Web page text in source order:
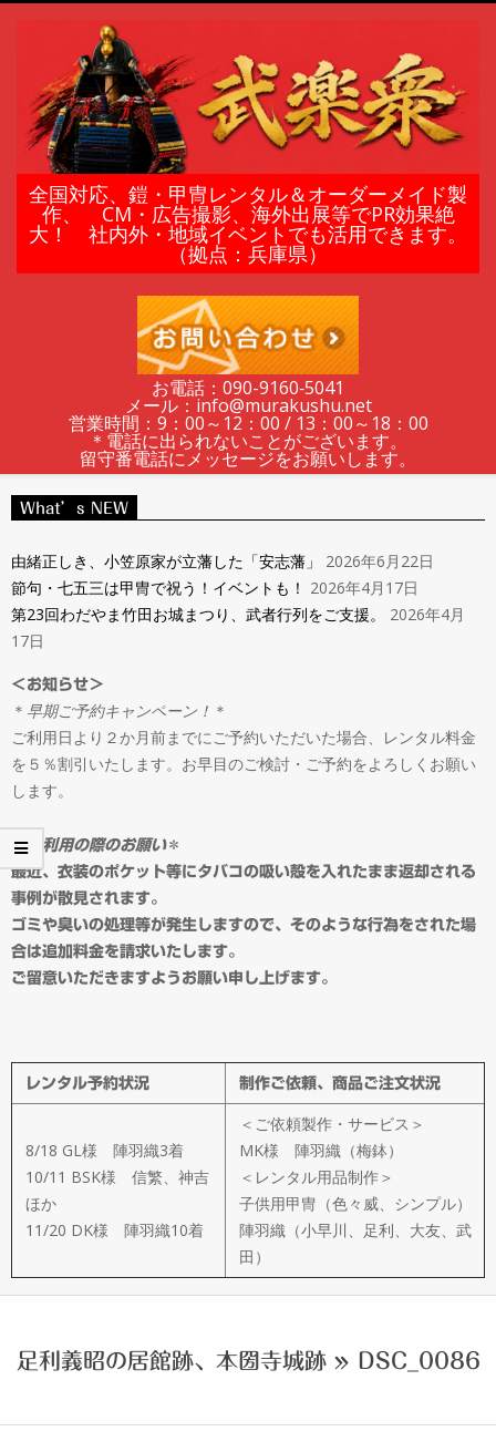
鎧
甲
レ
ン
タ
ル
＆
オ
ー
ダ
ー
メ
イ
ド
製
作
武
楽
衆
全国対応、鎧・甲冑レンタル＆オーダーメイド製
作、 CM・広告撮影、海外出展等でPR効果絶
大！ 社内外・地域イベントでも活用できます。
（拠点：兵庫県）
お電話：090-9160‐5041
メール：info@murakushu.net
営業時間：9：00～12：00 / 13：00～18：00
＊電話に出られないことがございます。
留守番電話にメッセージをお願いします。
Navigation
What’s NEW
由緒正しき、小笠原家が立藩した「安志藩」
2026年6月22日
節句・七五三は甲冑で祝う！イベントも！ 2026年4月17日
第23回わだやま竹田お城まつり、武者行列をご支援。
2026年4月
17日
＜お知らせ＞
＊ 早期ご予約キャンペーン！ ＊
ご利用日より２か月前までにご予約いただいた場合、レンタル料金
を５％割引いたします。お早目のご検討・ご予約をよろしくお願い
します。
＊ご利用の際のお願い＊
最近、衣装のポケット等にタバコの吸い殻を入れたまま返却される
事例が散見されます。
ゴミや臭いの処理等が発生しますので、そのような行為をされた場
合は追加料金を請求いたします。
ご留意いただきますようお願い申し上げます。
レンタル予約状況 制作ご依頼、商品ご注文状況
8/18 GL様 陣羽織3着
10/11 BSK様 信繁、神吉
ほか
11/20 DK様 陣羽織10着
＜ご依頼製作・サービス＞
MK様 陣羽織（梅鉢）
＜レンタル用品制作＞
子供用甲冑（色々威、シンプル）
陣羽織（小早川、足利、大友、武
田）
足利義昭の居館跡、本圀寺城跡 » DSC_0086